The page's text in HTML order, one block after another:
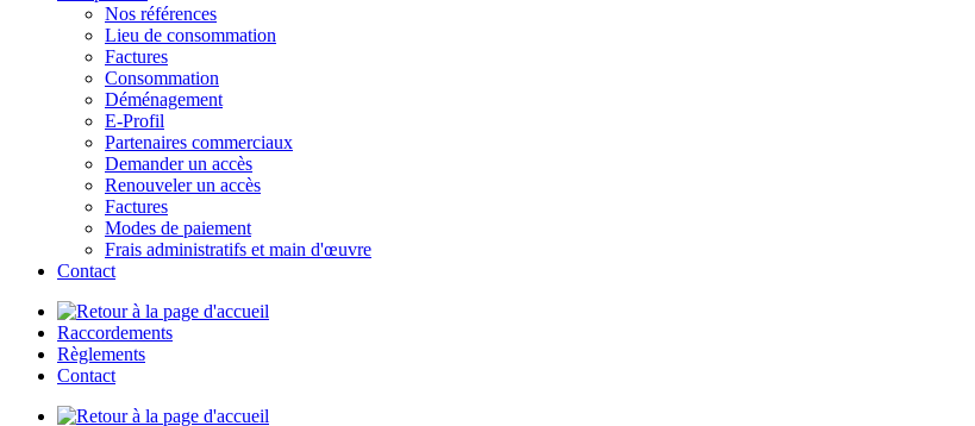
Nos références
Lieu de consommation
Factures
Consommation
Déménagement
E-Profil
Partenaires commerciaux
Demander un accès
Renouveler un accès
Factures
Modes de paiement
Frais administratifs et main d'œuvre
Contact
Raccordements
Règlements
Contact